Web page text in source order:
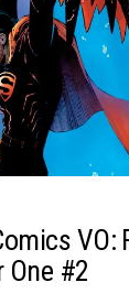
VO:
One #2